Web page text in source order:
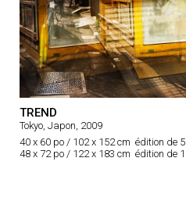
TREND
Tokyo, Japon, 2009
40 x 60 po / 102 x 152 cm édition de 5
48 x 72 po / 122 x 183 cm édition de 1